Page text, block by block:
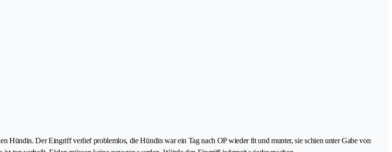
Hündin. Der Eingriff verlief problemlos, die Hündin war ein Tag nach OP wieder fit und munter, sie schien unter Gabe von